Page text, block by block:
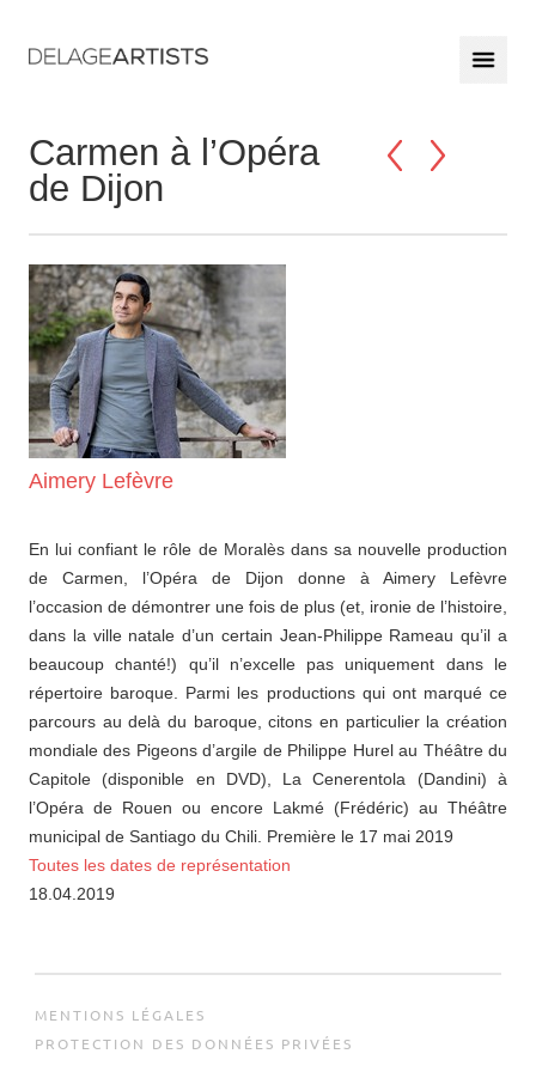
Carmen à l’Opéra
de Dijon
Aimery Lefèvre
En lui confiant le rôle de Moralès dans sa nouvelle production
de Carmen, l’Opéra de Dijon donne à Aimery Lefèvre
l’occasion de démontrer une fois de plus (et, ironie de l’histoire,
dans la ville natale d’un certain Jean-Philippe Rameau qu’il a
beaucoup chanté!) qu’il n’excelle pas uniquement dans le
répertoire baroque. Parmi les productions qui ont marqué ce
parcours au delà du baroque, citons en particulier la création
mondiale des Pigeons d’argile de Philippe Hurel au Théâtre du
Capitole (disponible en DVD), La Cenerentola (Dandini) à
l’Opéra de Rouen ou encore Lakmé (Frédéric) au Théâtre
municipal de Santiago du Chili. Première le 17 mai 2019
Toutes les dates de représentation
18.04.2019
MENTIONS LÉGALES
PROTECTION DES DONNÉES PRIVÉES